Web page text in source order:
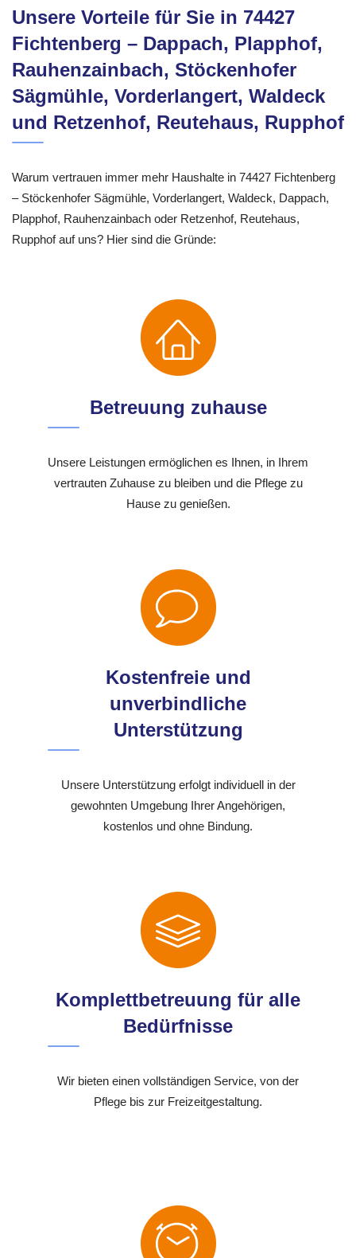
Unsere Vorteile für Sie in 74427
Fichtenberg – Dappach, Plapphof,
Rauhenzainbach, Stöckenhofer
Sägmühle, Vorderlangert, Waldeck
und Retzenhof, Reutehaus, Rupphof
Warum vertrauen immer mehr Haushalte in 74427 Fichtenberg
– Stöckenhofer Sägmühle, Vorderlangert, Waldeck, Dappach,
Plapphof, Rauhenzainbach oder Retzenhof, Reutehaus,
Rupphof auf uns? Hier sind die Gründe:
Betreuung zuhause
Unsere Leistungen ermöglichen es Ihnen, in Ihrem
vertrauten Zuhause zu bleiben und die Pflege zu
Hause zu genießen.
Kostenfreie und
unverbindliche
Unterstützung
Unsere Unterstützung erfolgt individuell in der
gewohnten Umgebung Ihrer Angehörigen,
kostenlos und ohne Bindung.
Komplettbetreuung für alle
Bedürfnisse
Wir bieten einen vollständigen Service, von der
Pflege bis zur Freizeitgestaltung.